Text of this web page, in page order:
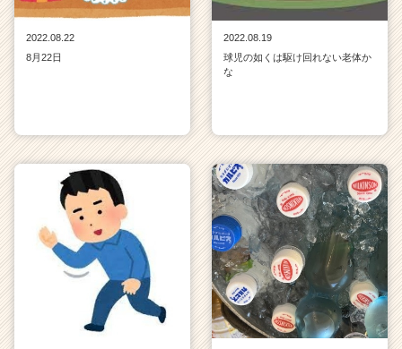
2022.08.22
8月22日
2022.08.19
球児の如くは駆け回れない老体か
な